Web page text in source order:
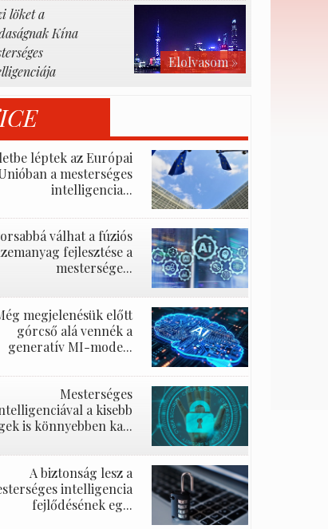
Elolvasom »
löket a
Kína
léptek az Európai
a mesterséges
intelligencia...
válhat a fúziós
fejlesztése a
mestersége...
megjelenésük előtt
górcső alá vennék a
generatív MI-mode...
Mesterséges
a kisebb
is könnyebben ka...
A biztonság lesz a
intelligencia
fejlődésének eg...